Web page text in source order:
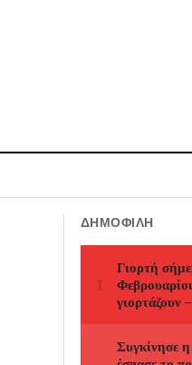
ΔΗΜΟΦΙΛΉ